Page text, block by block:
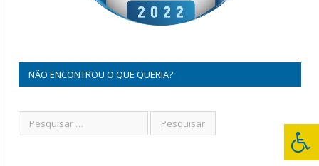
NÃO ENCONTROU O QUE QUERIA?